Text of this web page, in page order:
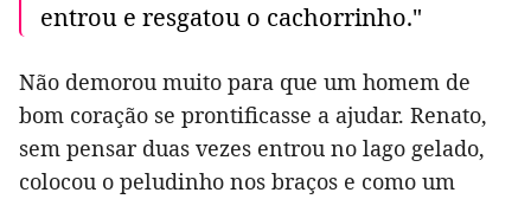
entrou e resgatou o cachorrinho."
Não demorou muito para que um homem de
bom coração se prontificasse a ajudar. Renato,
sem pensar duas vezes entrou no lago gelado,
colocou o peludinho nos braços e como um